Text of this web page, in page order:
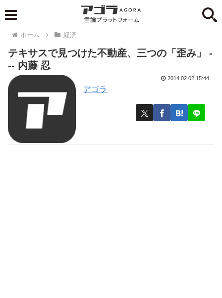
ホーム 経済
テキサスで見つけた不動産、三つの「歪み」 -
-- 内藤 忍
アゴラ
2014.02.02 15:44